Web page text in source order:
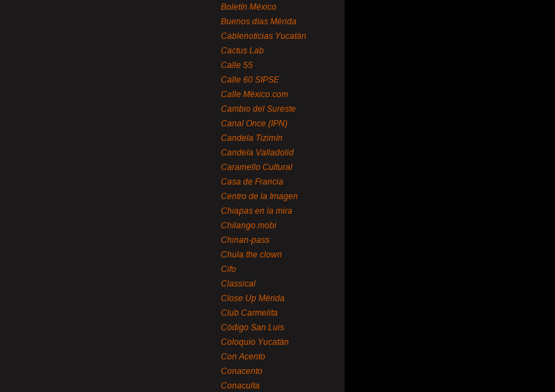
Boletín México
Buenos días Mérida
Cablenoticias Yucatán
Cactus Lab
Calle 55
Calle 60 SIPSE
Calle México.com
Cambio del Sureste
Canal Once (IPN)
Candela Tizimín
Candela Valladolid
Caramello Cultural
Casa de Francia
Centro de la Imagen
Chiapas en la mira
Chilango.mobi
Chinan-pass
Chula the clown
Cifo
Classical
Close Up Mérida
Club Carmelita
Código San Luis
Coloquio Yucatán
Con Acento
Conacento
Conaculta